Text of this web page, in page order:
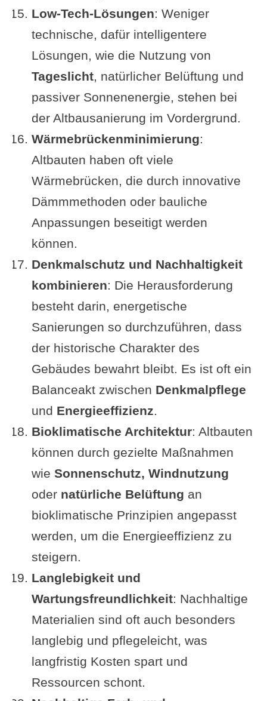
Low-Tech-Lösungen: Weniger
technische, dafür intelligentere
Lösungen, wie die Nutzung von
Tageslicht, natürlicher Belüftung und
passiver Sonnenenergie, stehen bei
der Altbausanierung im Vordergrund.
Wärmebrückenminimierung:
Altbauten haben oft viele
Wärmebrücken, die durch innovative
Dämmmethoden oder bauliche
Anpassungen beseitigt werden
können.
Denkmalschutz und Nachhaltigkeit
kombinieren: Die Herausforderung
besteht darin, energetische
Sanierungen so durchzuführen, dass
der historische Charakter des
Gebäudes bewahrt bleibt. Es ist oft ein
Balanceakt zwischen Denkmalpflege
und Energieeffizienz.
Bioklimatische Architektur: Altbauten
können durch gezielte Maßnahmen
wie Sonnenschutz, Windnutzung
oder natürliche Belüftung an
bioklimatische Prinzipien angepasst
werden, um die Energieeffizienz zu
steigern.
Langlebigkeit und
Wartungsfreundlichkeit: Nachhaltige
Materialien sind oft auch besonders
langlebig und pflegeleicht, was
langfristig Kosten spart und
Ressourcen schont.